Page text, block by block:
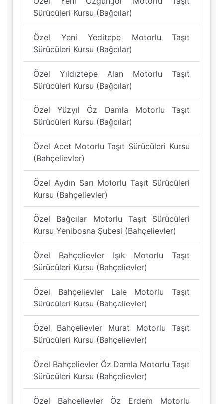
Sürücüleri Kursu (Bağcılar)
Özel Yeni Yeditepe Motorlu Taşıt
Sürücüleri Kursu (Bağcılar)
Özel Yıldıztepe Alan Motorlu Taşıt
Sürücüleri Kursu (Bağcılar)
Özel Yüzyıl Öz Damla Motorlu Taşıt
Sürücüleri Kursu (Bağcılar)
Özel Acet Motorlu Taşıt Sürücüleri Kursu
(Bahçelievler)
Özel Aydın Sarı Motorlu Taşıt Sürücüleri
Kursu (Bahçelievler)
Özel Bağcılar Motorlu Taşıt Sürücüleri
Kursu Yenibosna Şubesi (Bahçelievler)
Özel Bahçelievler Işık Motorlu Taşıt
Sürücüleri Kursu (Bahçelievler)
Özel Bahçelievler Lale Motorlu Taşıt
Sürücüleri Kursu (Bahçelievler)
Özel Bahçelievler Murat Motorlu Taşıt
Sürücüleri Kursu (Bahçelievler)
Özel Bahçelievler Öz Damla Motorlu Taşıt
Sürücüleri Kursu (Bahçelievler)
Özel Bahçelievler Öz Erdem Motorlu